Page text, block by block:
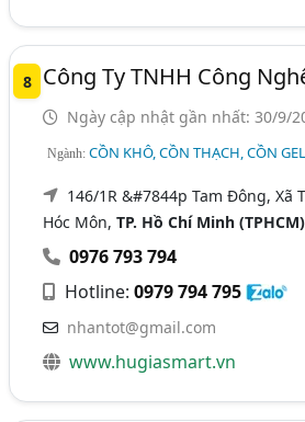
8 Công Ty TNHH Công
Ngày cập nhật gần nhất: 30/9/
Ngành:CỒN KHÔ, CỒN THẠCH, CỒN GEL
146/1R &#7844p Tam Đông, Xã
Hóc Môn,TP. Hồ Chí Minh (TPHCM)
0976 793 794
Hotline:0979 794 795
nhantot@gmail.com
www.hugiasmart.vn